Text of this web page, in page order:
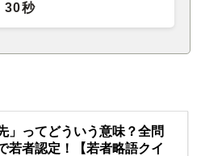
30秒
」ってどういう意味？全問
若者認定！【若者略語クイ